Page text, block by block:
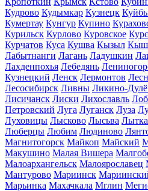
Кудрово Кудымкар Кузнецк
Кумертау Кунгур Купино
Курильск Курлово Куровское
Курчатов Куса Кушва Кызыл
Лабытнанги Лагань Ладушкин
Лахденпохья Лебедянь
Кузнецкий Ленск Лермонтов
Лесосибирск Ливны Ликино-
Лисичанск Лиски Лихославль
Петровский Луга Луганск Луза
Луховицы Лысково Лысьва
Люберцы Любим Людиново
Магнитогорск Майкоп Майский
Макушино Малая Вишера
Малоархангельск Малоярославец
Мантурово Мариинск
Марьинка Махачкала Мглин